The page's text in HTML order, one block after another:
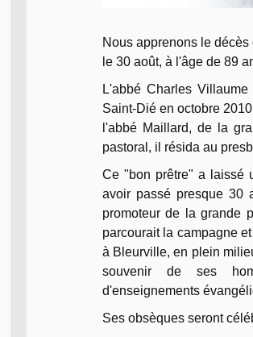
Nous apprenons le
le 30 août, à l'âge de 89
L'abbé Charles
Saint-Dié en octobre
l'abbé Maillard, de la
pastoral, il résida au
Ce "bon prêtre" a laissé
avoir passé presque 30
promoteur de la grande
parcourait la campagne
à Bleurville, en plein
souvenir de ses
d'enseignements
Ses obsèques seront